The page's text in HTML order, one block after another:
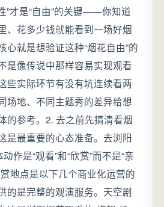
”才是“自由”的关键——你知道
、花多少钱就能看到一场好烟
心就是想验证这种“烟花自由”的
是像传说中那样容易实现观看
些实际环节有没有坑连续看两
场地、不同主题秀的差异给想
的参考。2. 去之前先搞清看烟
是最重要的心态准备。去浏阳
作是“观看”和“欣赏”而不是“亲
地点是以下几个商业化运营的
的是完整的观演服务。天空剧